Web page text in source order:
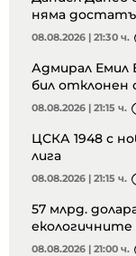
няма
08.08.2026 | 21:30 ч.
Адмирал Емил
бил отклонен
08.08.2026 | 21:15 ч.
ЦСКА 1948 с
лига
08.08.2026 | 21:15 ч.
57 млрд.
08.08.2026 | 21:00 ч.